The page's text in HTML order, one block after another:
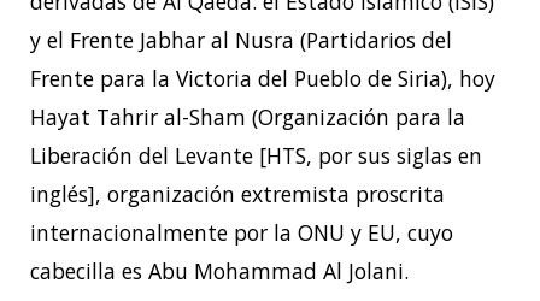
y el Frente Jabhar al Nusra (Partidarios del
Frente para la Victoria del Pueblo de Siria), hoy
Hayat Tahrir al-Sham (Organización para la
Liberación del Levante [HTS, por sus siglas en
inglés], organización extremista proscrita
internacionalmente por la ONU y EU, cuyo
cabecilla es Abu Mohammad Al Jolani.